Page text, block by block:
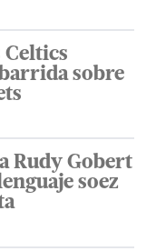
Celtics
sobre
Rudy Gobert
soez